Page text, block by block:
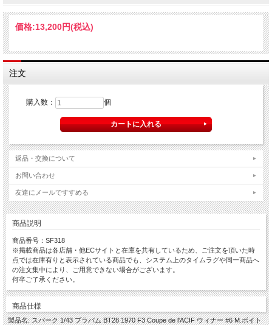
価格:13,200円(税込)
注文
購入数： 個
返品・交換について
お問い合わせ
友達にメールですすめる
商品説明
商品番号：SF318
※掲載商品は各店舗・他ECサイトと在庫を共有しているため、ご注文を頂いた時
点では在庫有りと表示されている商品でも、システム上のタイムラグや同一商品へ
の注文集中により、ご用意できない場合がございます。
何卒ご了承ください。
商品仕様
製品名: スパーク 1/43 ブラバム BT28 1970 F3 Coupe de l'ACIF ウィナー #6 M.ボイト